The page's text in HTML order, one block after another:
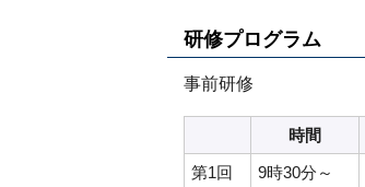
研修プログラム
事前研修
時間
第1回
9時30分～